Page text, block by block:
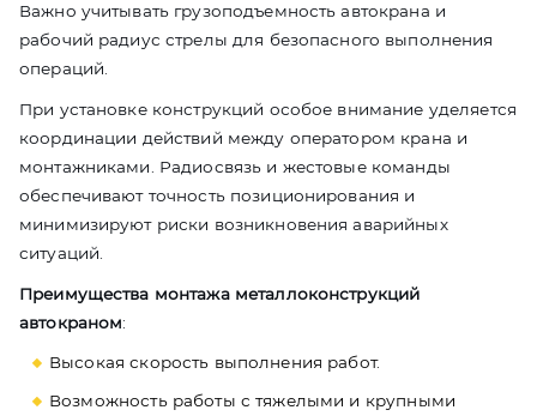
Важно учитывать грузоподъемность автокрана и
рабочий радиус стрелы для безопасного выполнения
операций.
При установке конструкций особое внимание уделяется
координации действий между оператором крана и
монтажниками. Радиосвязь и жестовые команды
обеспечивают точность позиционирования и
минимизируют риски возникновения аварийных
ситуаций.
Преимущества монтажа металлоконструкций
автокраном:
Высокая скорость выполнения работ.
Возможность работы с тяжелыми и крупными